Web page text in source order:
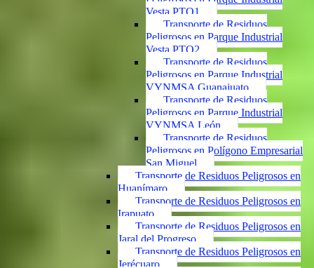
Vesta PTO1
Transporte de Residuos
Peligrosos en Parque Industrial
Vesta PTO2
Transporte de Residuos
Peligrosos en Parque Industrial
VYNMSA Guanajuato
Transporte de Residuos
Peligrosos en Parque Industrial
VYNMSA León
Transporte de Residuos
Peligrosos en Polígono Empresarial
San Miguel
Transporte de Residuos Peligrosos en
Huanímaro
Transporte de Residuos Peligrosos en
Irapuato
Transporte de Residuos Peligrosos en
Jaral del Progreso
Transporte de Residuos Peligrosos en
Jerécuaro